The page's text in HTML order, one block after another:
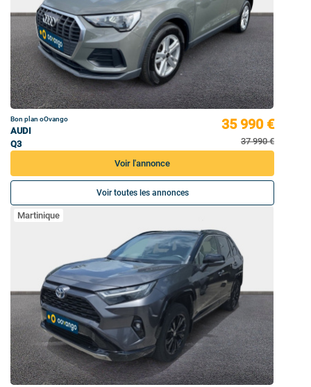
Bon plan oOvango
AUDI
Q3
35 990 €
37 990 €
Voir l'annonce
Voir toutes les annonces
Martinique